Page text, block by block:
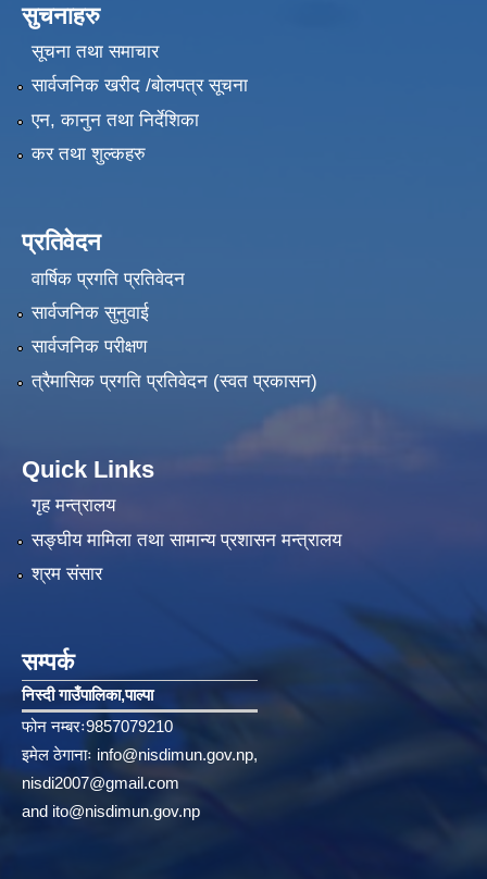
सुचनाहरु
सूचना तथा समाचार
सार्वजनिक खरीद /बोलपत्र सूचना
एन, कानुन तथा निर्देशिका
कर तथा शुल्कहरु
प्रतिवेदन
वार्षिक प्रगति प्रतिवेदन
सार्वजनिक सुनुवाई
सार्वजनिक परीक्षण
त्रैमासिक प्रगति प्रतिवेदन (स्वत प्रकासन)
Quick Links
गृह मन्त्रालय
सङ्‍घीय मामिला तथा सामान्य प्रशासन मन्त्रालय
श्रम संसार
सम्पर्क
निस्दी गाउँपालिका‚पाल्पा
फोन नम्बरः9857079210
इमेल ठेगानाः info@nisdimun.gov.np,
nisdi2007@gmail.com
and ito@nisdimun.gov.np